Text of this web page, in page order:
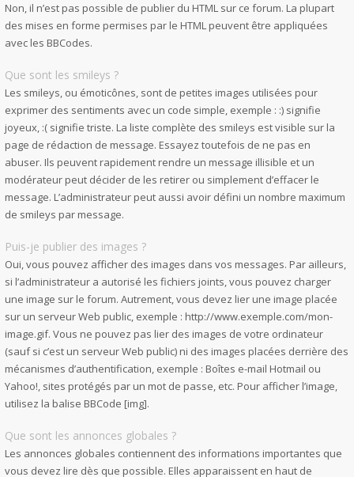
Non, il n’est pas possible de publier du HTML sur ce forum. La plupart
des mises en forme permises par le HTML peuvent être appliquées
avec les BBCodes.
Que sont les smileys ?
Les smileys, ou émoticônes, sont de petites images utilisées pour
exprimer des sentiments avec un code simple, exemple : :) signifie
joyeux, :( signifie triste. La liste complète des smileys est visible sur la
page de rédaction de message. Essayez toutefois de ne pas en
abuser. Ils peuvent rapidement rendre un message illisible et un
modérateur peut décider de les retirer ou simplement d’effacer le
message. L’administrateur peut aussi avoir défini un nombre maximum
de smileys par message.
Puis-je publier des images ?
Oui, vous pouvez afficher des images dans vos messages. Par ailleurs,
si l’administrateur a autorisé les fichiers joints, vous pouvez charger
une image sur le forum. Autrement, vous devez lier une image placée
sur un serveur Web public, exemple : http://www.exemple.com/mon-
image.gif. Vous ne pouvez pas lier des images de votre ordinateur
(sauf si c’est un serveur Web public) ni des images placées derrière des
mécanismes d’authentification, exemple : Boîtes e-mail Hotmail ou
Yahoo!, sites protégés par un mot de passe, etc. Pour afficher l’image,
utilisez la balise BBCode [img].
Que sont les annonces globales ?
Les annonces globales contiennent des informations importantes que
vous devez lire dès que possible. Elles apparaissent en haut de